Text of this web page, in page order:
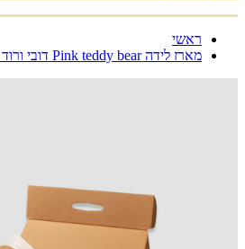
ראשי
מארז לידה Pink teddy bear דובי ורוד אוהב